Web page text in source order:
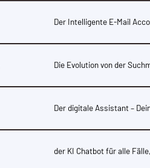
Der Intelligente E-Mail
Die Evolution von der
Der digitale Assistant –
der KI Chatbot für alle